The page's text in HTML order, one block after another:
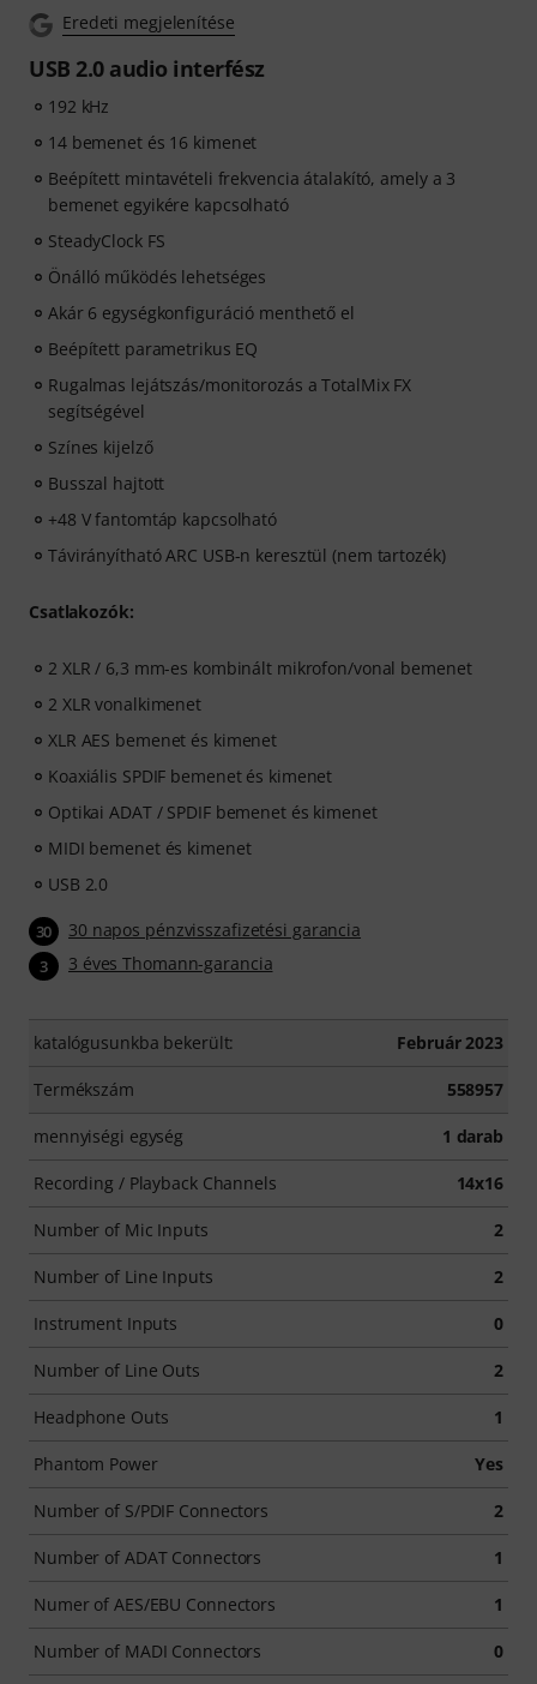
Eredeti megjelenítése
USB 2.0 audio interfész
192 kHz
14 bemenet és 16 kimenet
Beépített mintavételi frekvencia átalakító, amely a 3
bemenet egyikére kapcsolható
SteadyClock FS
Önálló működés lehetséges
Akár 6 egységkonfiguráció menthető el
Beépített parametrikus EQ
Rugalmas lejátszás/monitorozás a TotalMix FX
segítségével
Színes kijelző
Busszal hajtott
+48 V fantomtáp kapcsolható
Távirányítható ARC USB-n keresztül (nem tartozék)
Csatlakozók:
2 XLR / 6,3 mm-es kombinált mikrofon/vonal bemenet
2 XLR vonalkimenet
XLR AES bemenet és kimenet
Koaxiális SPDIF bemenet és kimenet
Optikai ADAT / SPDIF bemenet és kimenet
MIDI bemenet és kimenet
USB 2.0
30 30 napos pénzvisszafizetési garancia
3 3 éves Thomann-garancia
katalógusunkba bekerült: Február 2023
Termékszám 558957
mennyiségi egység 1 darab
Recording / Playback Channels 14x16
Number of Mic Inputs 2
Number of Line Inputs 2
Instrument Inputs 0
Number of Line Outs 2
Headphone Outs 1
Phantom Power Yes
Number of S/PDIF Connectors 2
Number of ADAT Connectors 1
Numer of AES/EBU Connectors 1
Number of MADI Connectors 0